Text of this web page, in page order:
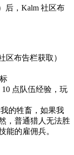
后，Kalm 社区布
区布告栏获取）
点队伍经验，玩
的牲畜，如果我
，普通猎人无法胜
能的雇佣兵。